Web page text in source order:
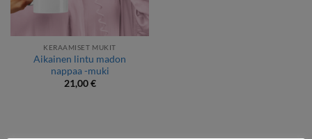
KERAAMISET MUKIT
Aikainen lintu madon
nappaa -muki
21,00€